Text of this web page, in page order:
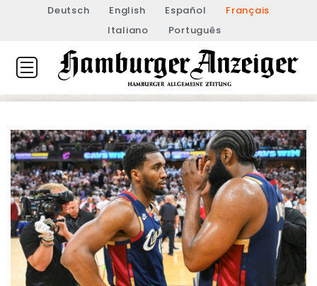
Deutsch English Español
Français
Italiano
Português